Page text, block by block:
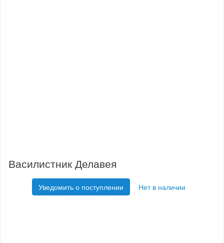
Василистник Делавея
Уведомить о поступлении Нет в наличии